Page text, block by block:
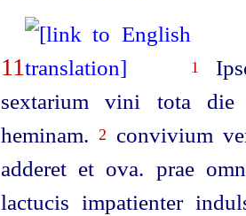
11 1
sextarium vini tota die
heminam. 2
convivium
adderet et ova. prae
lactucis impatienter